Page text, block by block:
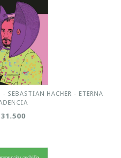
SEBASTIAN HACHER - ETERNA